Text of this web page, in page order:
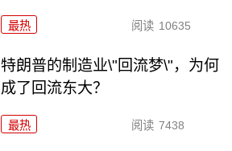
最热 阅读 10635
特朗普的制造业\"回流梦\"，为何
成了回流东大？
最热 阅读 7438